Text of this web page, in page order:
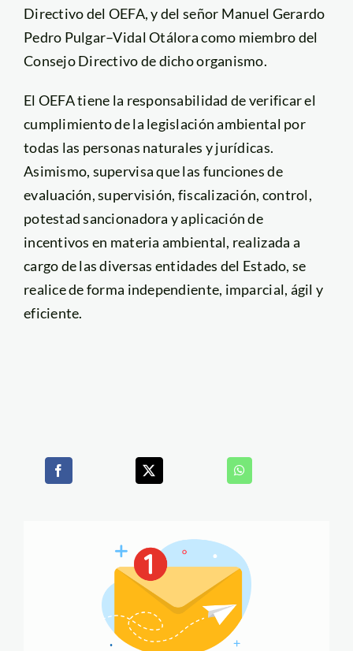
Directivo del OEFA, y del señor Manuel Gerardo
Pedro Pulgar–Vidal Otálora como miembro del
Consejo Directivo de dicho organismo.
El OEFA tiene la responsabilidad de verificar el
cumplimiento de la legislación ambiental por
todas las personas naturales y jurídicas.
Asimismo, supervisa que las funciones de
evaluación, supervisión, fiscalización, control,
potestad sancionadora y aplicación de
incentivos en materia ambiental, realizada a
cargo de las diversas entidades del Estado, se
realice de forma independiente, imparcial, ágil y
eficiente.